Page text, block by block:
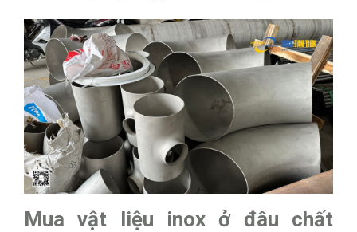
Mua vật liệu inox ở đâu chất